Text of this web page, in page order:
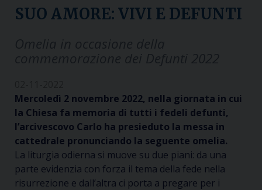
SUO AMORE: VIVI E DEFUNTI
Mercoledì 2 novembre 2022, nella giornata in cui
la Chiesa fa memoria di tutti i fedeli defunti,
l’arcivescovo Carlo ha presieduto la messa in
cattedrale pronunciando la seguente omelia.
La liturgia odierna si muove su due piani: da una
parte evidenzia con forza il tema della fede nella
risurrezione e dall’altra ci porta a pregare per i